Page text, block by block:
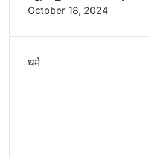
October 18, 2024
धर्म